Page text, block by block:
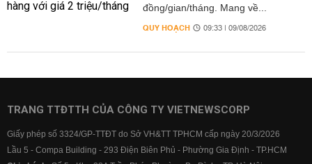
đồng/gian/tháng. Mang về...
QUY HOẠCH 09:33 | 09/08/2026
TRANG TTĐTTH CỦA CÔNG TY VIETNEWSCORP
Giấy phép số 3324/GP-TTĐT do Sở VH&TT TPHCM cấp ngày 20/3/2026
Lầu 5 - Compa Building - 293 Điện Biên Phủ - Phường Gia Định - TP.HCM